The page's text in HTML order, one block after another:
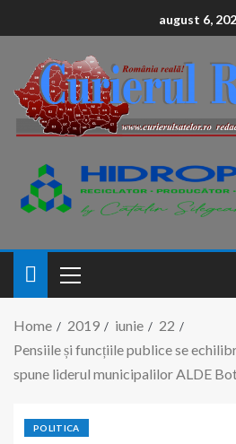
august 6,
Home 2019 iunie
22
Pensiile și funcțiile publice se
spune liderul municipalilor ALDE
POLITICA